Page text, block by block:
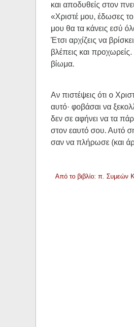
και αποδυθείς στον
«Χριστέ μου, έδωσες
μου θα τα κάνεις εσύ
Έτσι αρχίζεις να
βλέπεις και
βίωμα.
Αν πιστέψεις ότι ο
αυτό· φοβάσαι να
δεν σε αφήνει να τα
στον εαυτό σου. Αυτό
σαν να πλήρωσε (και
Από το βιβλίο: π. Συμεών